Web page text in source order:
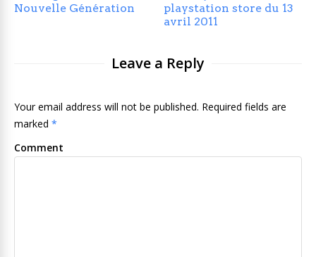
Nouvelle Génération
playstation store du 13
avril 2011
Leave a Reply
Your email address will not be published. Required fields are
marked *
Comment